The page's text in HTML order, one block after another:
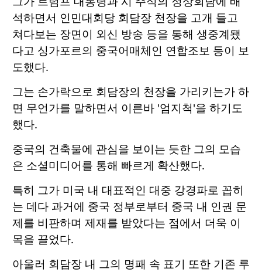
석하면서 인민대회당 회담장 천장을 고개 들고
쳐다보는 장면이 외신 방송 등을 통해 생중계됐
다고 싱가포르의 중국어매체인 연합조보 등이 보
도했다.
그는 손가락으로 회담장의 천장을 가리키는가 하
면 무언가를 말하면서 이른바 '엄지척'을 하기도
했다.
중국의 건축물에 관심을 보이는 듯한 그의 모습
은 소셜미디어를 통해 빠르게 확산했다.
특히 그가 미국 내 대표적인 대중 강경파로 꼽히
는 데다 과거에 중국 정부로부터 중국 내 인권 문
제를 비판하며 제재를 받았다는 점에서 더욱 이
목을 끌었다.
아울러 회담장 내 그의 명패 속 표기 또한 기존 루